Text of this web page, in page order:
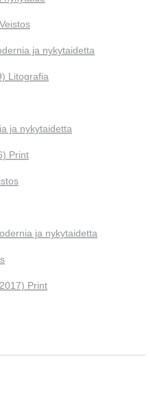
ja nykytaidetta
Litografia
ja nykytaidetta
Print
ja nykytaidetta
Print